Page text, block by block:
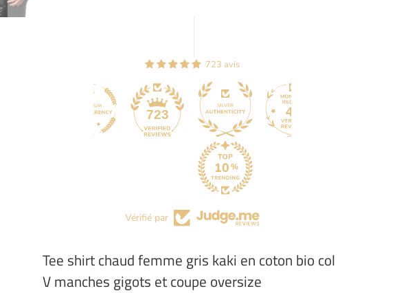
723 avis
723 44
Vérifié par
Tee shirt chaud femme gris kaki en coton bio col
V manches gigots et coupe oversize